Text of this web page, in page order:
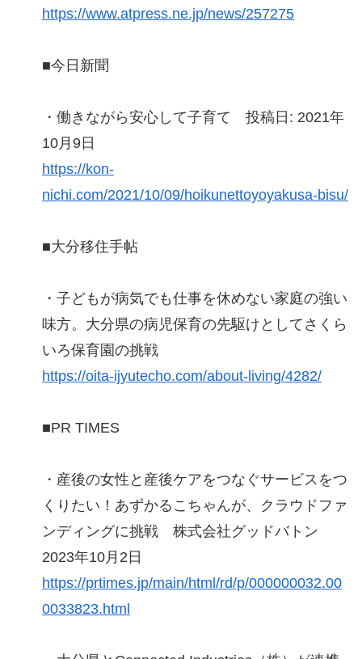
https://www.atpress.ne.jp/news/257275
■今日新聞
・働きながら安心して子育て 投稿日: 2021年
10月9日
https://kon-
nichi.com/2021/10/09/hoikunettoyoyakusa-bisu/
■大分移住手帖
・子どもが病気でも仕事を休めない家庭の強い
味方。大分県の病児保育の先駆けとしてさくら
いろ保育園の挑戦
https://oita-ijyutecho.com/about-living/4282/
■PR TIMES
・産後の女性と産後ケアをつなぐサービスをつ
くりたい！あずかるこちゃんが、クラウドファ
ンディングに挑戦 株式会社グッドバトン
2023年10月2日
https://prtimes.jp/main/html/rd/p/000000032.00
0033823.html